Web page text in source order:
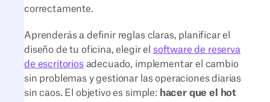
correctamente.
Aprenderás a definir reglas claras, planificar el
diseño de tu oficina, elegir el software de reserva
de escritoriosadecuado, implementar el cambio
sin problemas y gestionar las operaciones diarias
sin caos. El objetivo es simple: hacer que el hot